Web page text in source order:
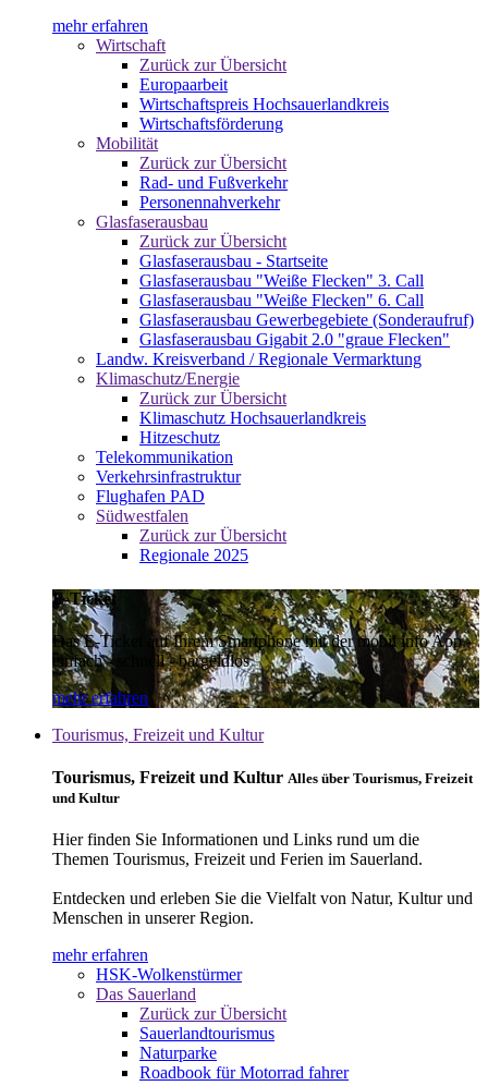
mehr erfahren
Wirtschaft
Zurück zur Übersicht
Europaarbeit
Wirtschaftspreis Hochsauerlandkreis
Wirtschaftsförderung
Mobilität
Zurück zur Übersicht
Rad- und Fußverkehr
Personennahverkehr
Glasfaserausbau
Zurück zur Übersicht
Glasfaserausbau - Startseite
Glasfaserausbau "Weiße Flecken" 3. Call
Glasfaserausbau "Weiße Flecken" 6. Call
Glasfaserausbau Gewerbegebiete (Sonderaufruf)
Glasfaserausbau Gigabit 2.0 "graue Flecken"
Landw. Kreisverband / Regionale Vermarktung
Klimaschutz/Energie
Zurück zur Übersicht
Klimaschutz Hochsauerlandkreis
Hitzeschutz
Telekommunikation
Verkehrsinfrastruktur
Flughafen PAD
Südwestfalen
Zurück zur Übersicht
Regionale 2025
E-Ticket
Das E-Ticket auf Ihrem Smartphone mit der mobil info App -
einfach - schnell - bargeldlos
mehr erfahren
Tourismus, Freizeit und Kultur
Tourismus, Freizeit und Kultur Alles über Tourismus, Freizeit
und Kultur
Hier finden Sie Informationen und Links rund um die
Themen Tourismus, Freizeit und Ferien im Sauerland.
Entdecken und erleben Sie die Vielfalt von Natur, Kultur und
Menschen in unserer Region.
mehr erfahren
HSK-Wolkenstürmer
Das Sauerland
Zurück zur Übersicht
Sauerlandtourismus
Naturparke
Roadbook für Motorrad fahrer